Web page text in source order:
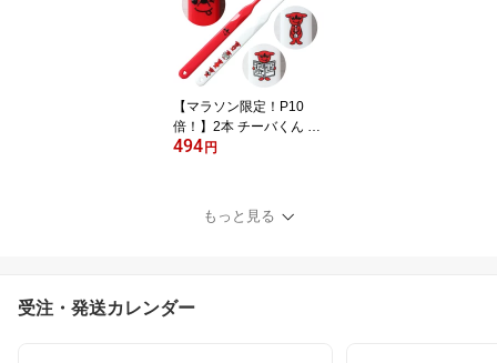
【マラソン限定！P10
倍！】2本 チーバくん お
とな歯ブラシ 2色アソー
0セット（20本）まで】
494 円
もっと見る
受注・発送カレンダー